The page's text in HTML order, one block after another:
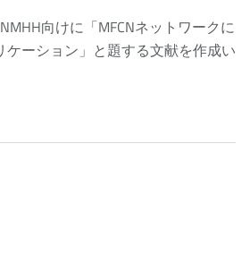
NMHH向けに「MFCNネットワークに
ーション」と題する文献を作成い